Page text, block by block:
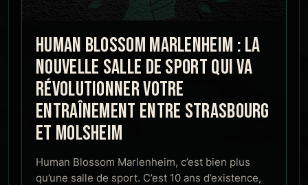
HUMAN BLOSSOM MARLENHEIM : LA
NOUVELLE SALLE DE SPORT QUI VA
RÉVOLUTIONNER VOTRE
ENTRAÎNEMENT ENTRE STRASBOURG
ET MOLSHEIM
Human Blossom Marlenheim, c’est bien plus
qu’une salle de sport. C’est 10 ans d’existence,